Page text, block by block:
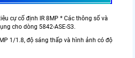
cự cố định IR 8MP * Các thông số và
cho dòng 5842-ASE-S3.
1/1.8, độ sáng thấp và hình ảnh có độ